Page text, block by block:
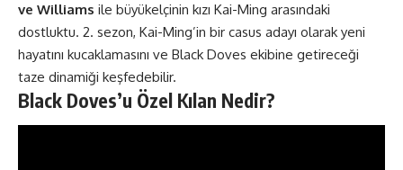
ve Williams ile büyükelçinin kızı Kai-Ming arasındaki
dostluktu. 2. sezon, Kai-Ming’in bir casus adayı olarak yeni
hayatını kucaklamasını ve Black Doves ekibine getireceği
taze dinamiği keşfedebilir​​.
Black Doves’u Özel Kılan Nedir?